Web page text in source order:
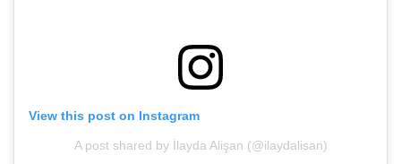
View this post on Instagram
A post shared by İlayda Alişan (@ilaydalisan)